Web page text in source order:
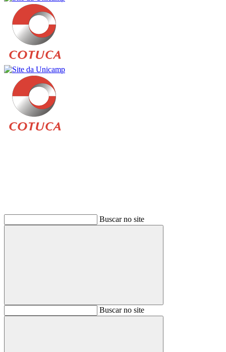
Buscar no site
BuscarBuscar no site